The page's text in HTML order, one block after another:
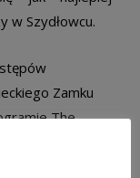
Szydłowcu.
Zamku
The
Kret